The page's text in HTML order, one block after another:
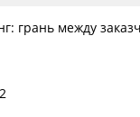
грань между